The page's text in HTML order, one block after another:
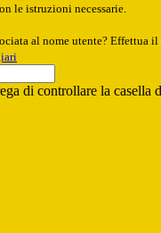
le istruzioni necessarie.
al nome utente? Effettua il
di controllare la casella